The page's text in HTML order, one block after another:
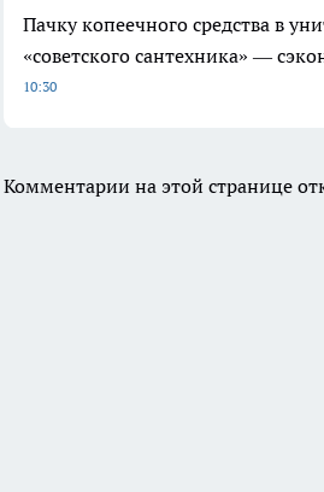
Пачку копеечного средства в
«советского сантехника» —
10:30
Комментарии на этой странице